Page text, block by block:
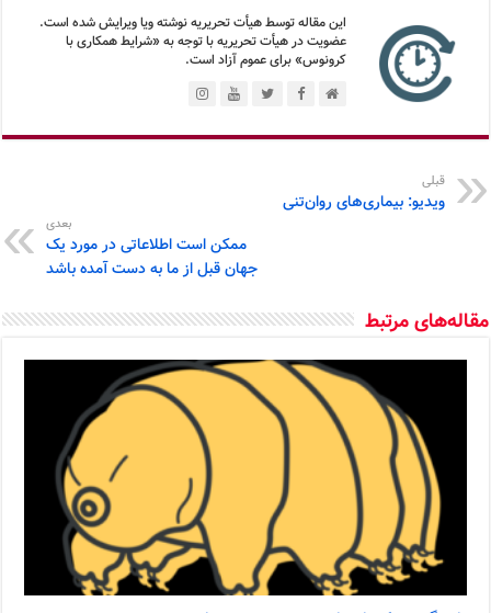
این مقاله توسط هیأت تحریریه نوشته ویا ویرایش شده است.
عضویت در هیأت تحریریه با توجه به «شرایط همکاری با
کرونوس» برای عموم آزاد است.
قبلی
ویدیو: بیماری‌های روان‌تنی
بعدی
ممکن است اطلاعاتی در مورد یک
جهان قبل از ما به دست آمده باشد
مقاله‌های مرتبط